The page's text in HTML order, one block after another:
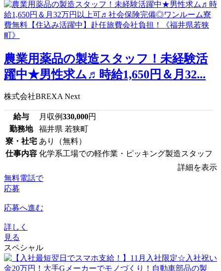
農業用薬品の製造スタッフ！未経験活
躍中★男性求ム♬時給1,650円＆月32...
株式会社BREXA Next
給与 月収例330,000円
勤務地
福井県 若狭町
寮・社宅 あり（無料）
仕事内容 化学系工場での軽作業・ピッキング製造スタッフ
詳細を表示
無料電話で
応募
応募へ進む
詳しく
見る
スペシャル